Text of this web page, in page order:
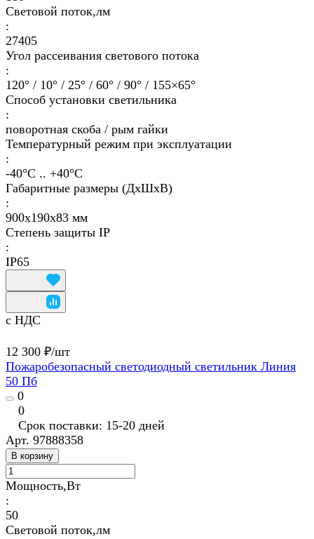
Световой поток,лм
:
27405
Угол рассеивания светового потока
:
120° / 10° / 25° / 60° / 90° / 155×65°
Способ установки светильника
:
поворотная скоба / рым гайки
Температурный режим при эксплуатации
:
-40°С .. +40°C
Габаритные размеры (ДхШхВ)
:
900х190х83 мм
Степень защиты IP
:
IP65
с НДС
12 300 ₽/шт
Пожаробезопасный светодиодный светильник Линия
50 Пб
0
0
Срок поставки: 15-20 дней
Арт. 97888358
В корзину
Мощность,Вт
:
50
Световой поток,лм